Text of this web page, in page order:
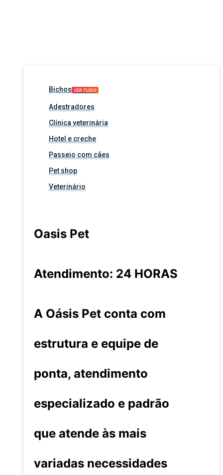
Bichos VER TUDO
Adestradores
Clínica veterinária
Hotel e creche
Passeio com cães
Pet shop
Veterinário
Oasis Pet
Atendimento: 24 HORAS
A Oásis Pet conta com
estrutura e equipe de
ponta, atendimento
especializado e padrão
que atende às mais
variadas necessidades